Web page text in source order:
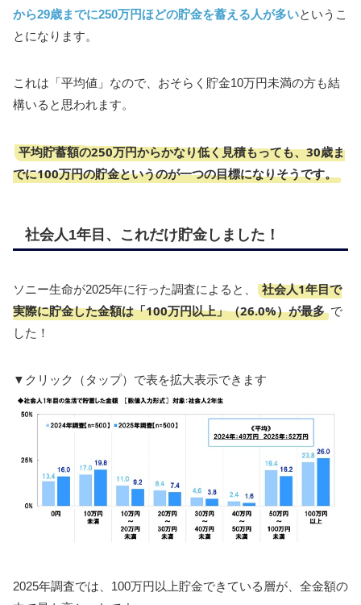
から29歳までに250万円ほどの貯金を蓄える人が多いというこ
とになります。
これは「平均値」なので、おそらく貯金10万円未満の方も結
構いると思われます。
平均貯蓄額の250万円からかなり低く見積もっても、30歳ま
でに100万円の貯金というのが一つの目標になりそうです。
社会人1年目、これだけ貯金しました！
ソニー生命が2025年に行った調査によると、
社会人1年目で
実際に貯金した金額は「100万円以上」（26.0%）が最多 で
した！
▼クリック（タップ）で表を拡大表示できます
2025年調査では、100万円以上貯金できている層が、全金額の